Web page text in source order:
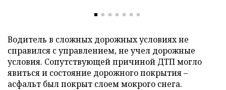
Водитель в сложных дорожных условиях не
справился с управлением, не учел дорожные
условия. Сопутствующей причиной ДТП могло
явиться и состояние дорожного покрытия –
асфальт был покрыт слоем мокрого снега.